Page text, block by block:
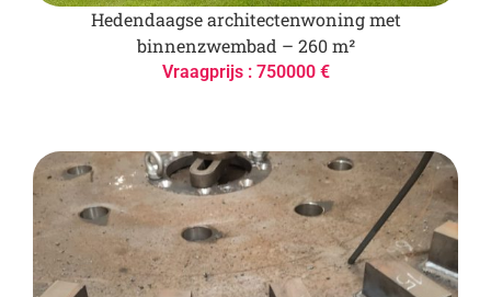
Hedendaagse architectenwoning met
binnenzwembad – 260 m²
Vraagprijs : 750000 €